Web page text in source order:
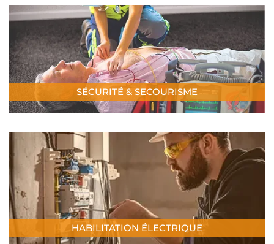
SÉCURITÉ & SECOURISME
HABILITATION ÉLECTRIQUE